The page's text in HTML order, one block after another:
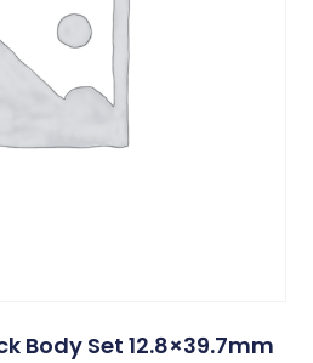
Body Set 12.8×39.7mm